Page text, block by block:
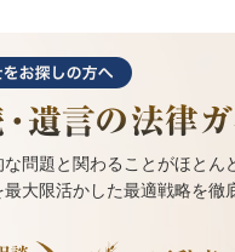
問題と関わることがほとん
大限活かした最適戦略を徹